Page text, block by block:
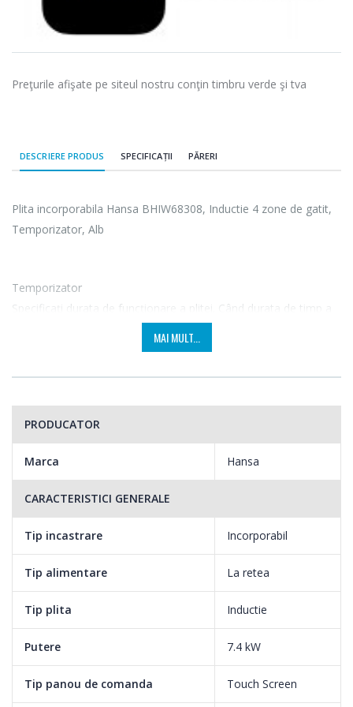
Preţurile afişate pe siteul nostru conţin timbru verde şi tva
DESCRIERE PRODUS SPECIFICAȚII PĂRERI
Plita incorporabila Hansa BHIW68308, Inductie 4 zone de gatit,
Temporizator, Alb
Temporizator
Specificaţi durata de funcţionare a plitei. Când durata de timp a
semnal sonor. Acum puteţi utiliza temporizatorul pentru
Deţineţi controlul complet asupra duratei de preparare!
Această funcţie vă informează dacă zona este fierbinte după ce
peste 60 °C, pe afişaj este prezentată litera „H”. La temperaturi
cuprinse între 45 °C şi 60 °C, este afişată litera „h”. Sporiţi gradul
de siguranţă în bucătărie!
Funcţia Booster
Nu pierdeţi timp în bucătărie, ci bucuraţi-vă de mai multe
scop, deoarece aceasta sporeşte puterea de încălzire,
MAI MULT...
PRODUCATOR
Marca Hansa
CARACTERISTICI GENERALE
Tip incastrare Incorporabil
Tip alimentare La retea
Tip plita Inductie
Putere 7.4 kW
Tip panou de comanda Touch Screen